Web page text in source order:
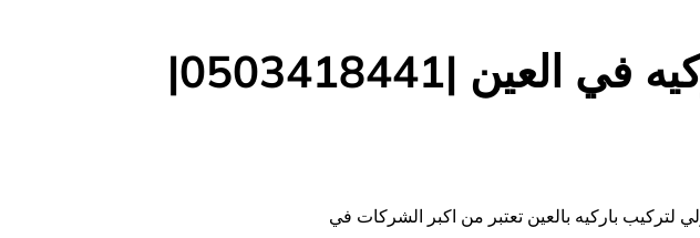
في
ام
مغلقة
شركة تركيب باركيه في العين |0503418441|
لتركيب باركيه بالعين تعتبر من اكبر الشركات في